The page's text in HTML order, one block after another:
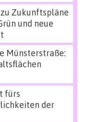
zu Zukunftspläne
und neue
Münsterstraße:
fürs
der